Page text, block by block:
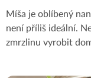
Míša je oblíbený
není příliš ideální.
zmrzlinu vyrobit